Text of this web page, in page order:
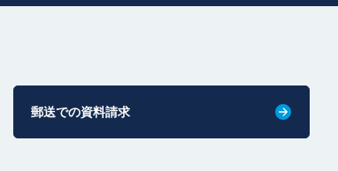
郵送での資料請求